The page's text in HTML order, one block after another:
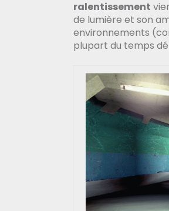
ralentissement
de lumière et son
environnements
plupart du temps